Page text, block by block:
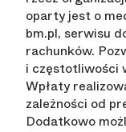
oparty jest o
bm.pl, serwisu
rachunków.
i częstotliwości
Wpłaty
zależności od
Dodatkowo